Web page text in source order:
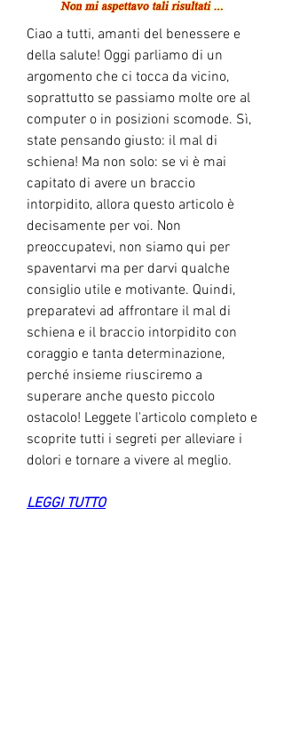
Ciao a tutti, amanti del benessere e
della salute! Oggi parliamo di un
argomento che ci tocca da vicino,
soprattutto se passiamo molte ore al
computer o in posizioni scomode. Sì,
state pensando giusto: il mal di
schiena! Ma non solo: se vi è mai
capitato di avere un braccio
intorpidito, allora questo articolo è
decisamente per voi. Non
preoccupatevi, non siamo qui per
spaventarvi ma per darvi qualche
consiglio utile e motivante. Quindi,
preparatevi ad affrontare il mal di
schiena e il braccio intorpidito con
coraggio e tanta determinazione,
perché insieme riusciremo a
superare anche questo piccolo
ostacolo! Leggete l'articolo completo e
scoprite tutti i segreti per alleviare i
dolori e tornare a vivere al meglio.
LEGGI TUTTO